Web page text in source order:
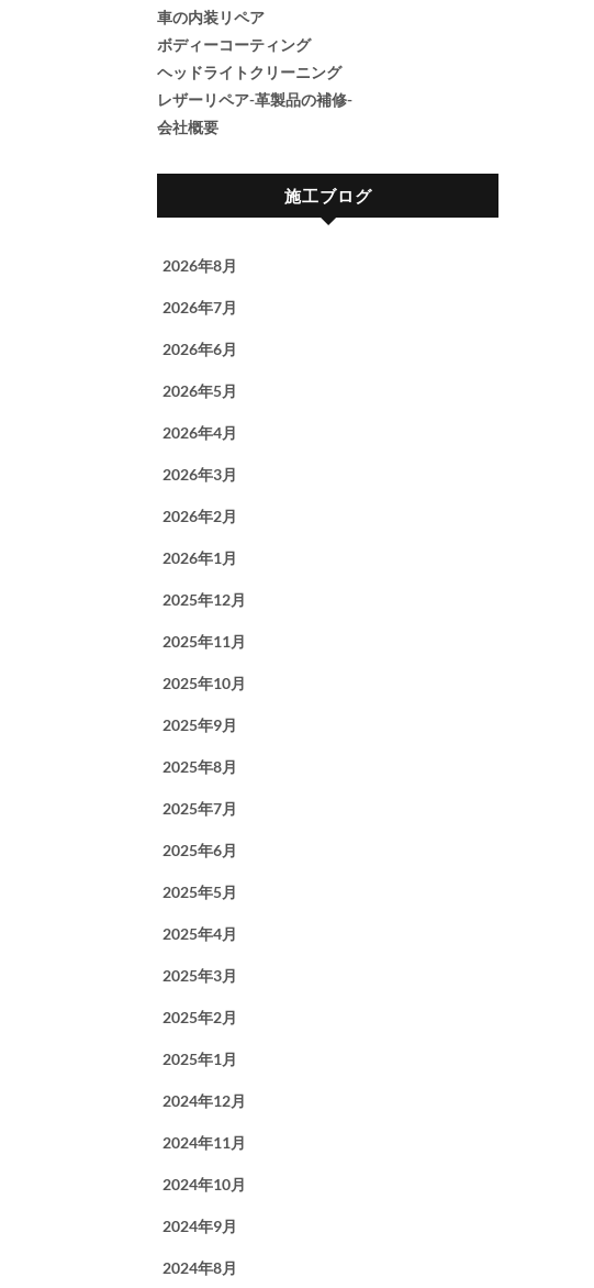
車の内装リペア
ボディーコーティング
ヘッドライトクリーニング
レザーリペア-革製品の補修-
会社概要
施工ブログ
2026年8月
2026年7月
2026年6月
2026年5月
2026年4月
2026年3月
2026年2月
2026年1月
2025年12月
2025年11月
2025年10月
2025年9月
2025年8月
2025年7月
2025年6月
2025年5月
2025年4月
2025年3月
2025年2月
2025年1月
2024年12月
2024年11月
2024年10月
2024年9月
2024年8月